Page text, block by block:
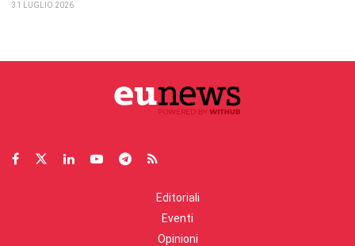
31 LUGLIO 2026
Editoriali
Eventi
Opinioni